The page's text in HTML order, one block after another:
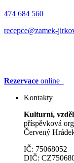
474 684 560
recepce@zamek-
Rezervace online
Kontakty
Kulturní,
příspěvková
Červený
IČ: 75068052
DIČ: